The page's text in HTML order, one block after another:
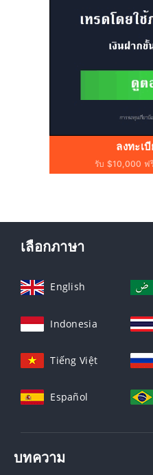
ลงทะเ
รับ $10,000 ฟ
เลือกภาษา
English
Indonesia
Tiếng Việt
Español
บทความ